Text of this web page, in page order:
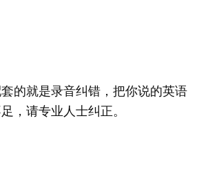
就是录音纠错，把你说的英语
，请专业人士纠正。